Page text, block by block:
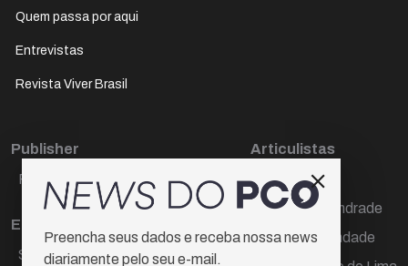
Quem passa por aqui
Entrevistas
Revista Viver Brasil
Publisher
Paulo Cesar de Oliveira
Editora Chefe
Sueli Cotta
Articulistas
Décio Freire
Dr Marcos Andrade
Hamilton Trindade
Preencha seus dados e receba nossa news
diariamente pelo seu e-mail.